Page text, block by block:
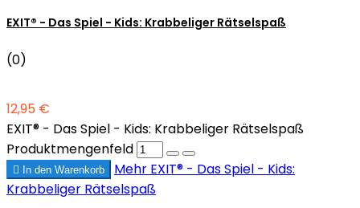
EXIT® - Das Spiel - Kids: Krabbeliger Rätselspaß
(0)
12,95 €
EXIT® - Das Spiel - Kids: Krabbeliger Rätselspaß
Produktmengenfeld
 In den Warenkorb Mehr EXIT® - Das Spiel - Kids:
Krabbeliger Rätselspaß